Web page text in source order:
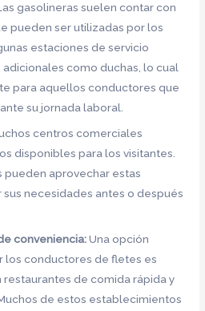
gasolineras suelen contar con
pueden ser utilizadas por los
estaciones de servicio
como duchas, lo cual
para aquellos conductores que
su jornada laboral.
centros comerciales
disponibles para los visitantes.
aprovechar estas
necesidades antes o después
conveniencia:Una opción
los conductores de fletes es
restaurantes de comida rápida y
de estos establecimientos